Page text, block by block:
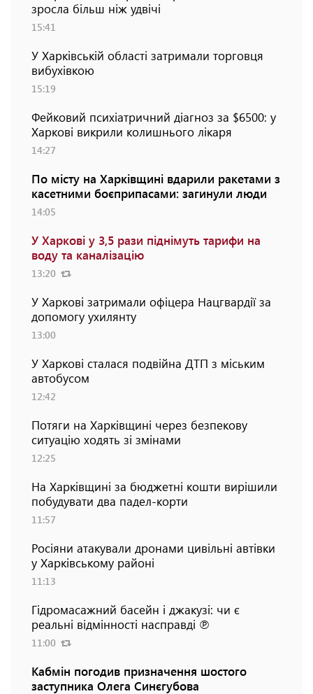
зросла більш ніж удвічі
15:41
У Харківській області затримали торговця
вибухівкою
15:19
Фейковий психіатричний діагноз за $6500: у
Харкові викрили колишнього лікаря
14:27
По місту на Харківщині вдарили ракетами з
касетними боєприпасами: загинули люди
14:05
У Харкові у 3,5 рази піднімуть тарифи на
воду та каналізацію
13:20
У Харкові затримали офіцера Нацгвардії за
допомогу ухилянту
13:00
У Харкові сталася подвійна ДТП з міським
автобусом
12:42
Потяги на Харківщині через безпекову
ситуацію ходять зі змінами
12:25
На Харківщині за бюджетні кошти вирішили
побудувати два падел-корти
11:57
Росіяни атакували дронами цивільні автівки
у Харківському районі
11:13
Гідромасажний басейн і джакузі: чи є
реальні відмінності насправді ℗
11:00
Кабмін погодив призначення шостого
заступника Олега Синєгубова